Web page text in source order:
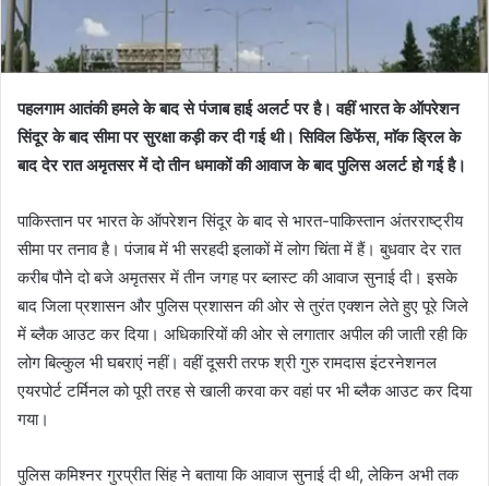
पहलगाम आतंकी हमले के बाद से पंजाब हाई अलर्ट पर है। वहीं भारत के ऑपरेशन
सिंदूर के बाद सीमा पर सुरक्षा कड़ी कर दी गई थी। सिविल डिफेंस, माॅक ड्रिल के
बाद देर रात अमृतसर में दो तीन धमाकों की आवाज के बाद पुलिस अलर्ट हो गई है।
पाकिस्तान पर भारत के ऑपरेशन सिंदूर के बाद से भारत-पाकिस्तान अंतरराष्ट्रीय
सीमा पर तनाव है। पंजाब में भी सरहदी इलाकों में लोग चिंता में हैं। बुधवार देर रात
करीब पौने दो बजे अमृतसर में तीन जगह पर ब्लास्ट की आवाज सुनाई दी। इसके
बाद जिला प्रशासन और पुलिस प्रशासन की ओर से तुरंत एक्शन लेते हुए पूरे जिले
में ब्लैक आउट कर दिया। अधिकारियों की ओर से लगातार अपील की जाती रही कि
लोग बिल्कुल भी घबराएं नहीं। वहीं दूसरी तरफ श्री गुरु रामदास इंटरनेशनल
एयरपोर्ट टर्मिनल को पूरी तरह से खाली करवा कर वहां पर भी ब्लैक आउट कर दिया
गया।
पुलिस कमिश्नर गुरप्रीत सिंह ने बताया कि आवाज सुनाई दी थी, लेकिन अभी तक